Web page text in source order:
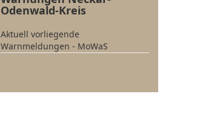
Odenwald-Kreis
Aktuell vorliegende
Warnmeldungen - MoWaS